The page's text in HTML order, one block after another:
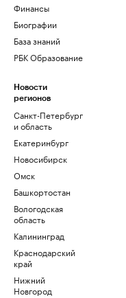
Финансы
Биографии
База знаний
РБК Образование
Новости
регионов
Санкт-Петербург
и область
Екатеринбург
Новосибирск
Омск
Башкортостан
Вологодская
область
Калининград
Краснодарский
край
Нижний
Новгород